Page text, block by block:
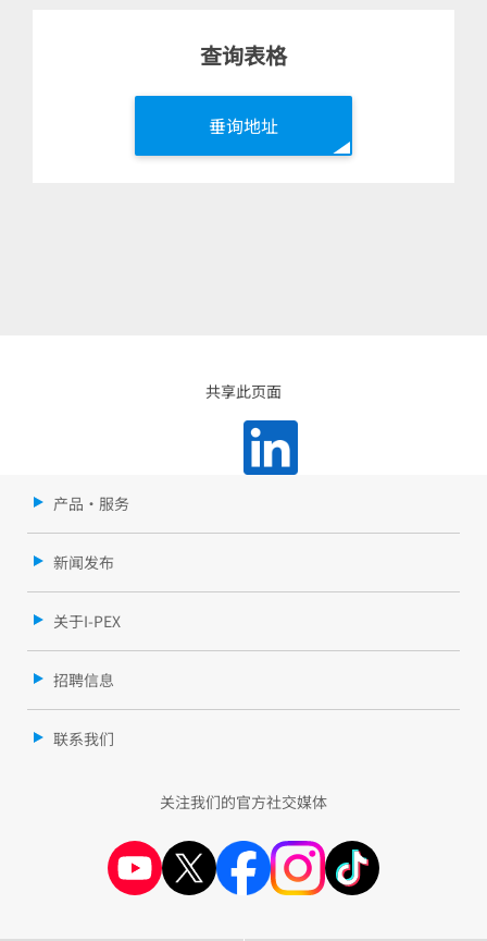
查询表格
垂询地址
共享此页面
产品・服务
新闻发布
关于I-PEX
招聘信息
联系我们
关注我们的官方社交媒体